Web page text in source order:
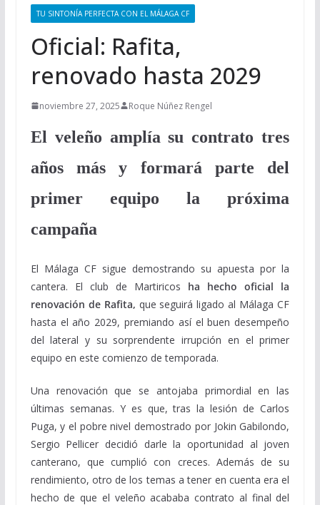
TU SINTONÍA PERFECTA CON EL MÁLAGA CF
Oficial: Rafita,
renovado hasta 2029
noviembre 27, 2025 Roque Núñez Rengel
El veleño amplía su contrato tres
años más y formará parte del
primer equipo la próxima
campaña
El Málaga CF sigue demostrando su apuesta por la
cantera. El club de Martiricos ha hecho oficial la
renovación de Rafita, que seguirá ligado al Málaga CF
hasta el año 2029, premiando así el buen desempeño
del lateral y su sorprendente irrupción en el primer
equipo en este comienzo de temporada.
Una renovación que se antojaba primordial en las
últimas semanas. Y es que, tras la lesión de Carlos
Puga, y el pobre nivel demostrado por Jokin Gabilondo,
Sergio Pellicer decidió darle la oportunidad al joven
canterano, que cumplió con creces. Además de su
rendimiento, otro de los temas a tener en cuenta era el
hecho de que el veleño acababa contrato al final del